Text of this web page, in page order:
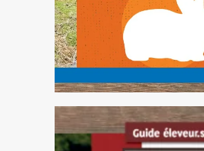
animal/plante/
éleveur(se) :
bâtiment, suivi